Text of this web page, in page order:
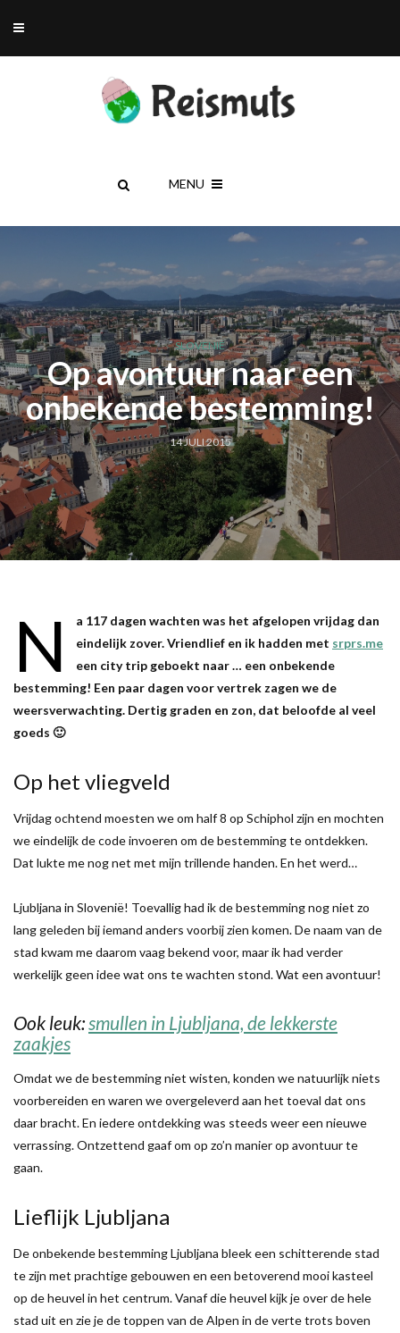
MENU
SLOVENIË
Op avontuur naar een
onbekende bestemming!
14 JULI 2015
N
a 117 dagen wachten was het afgelopen vrijdag dan
eindelijk zover. Vriendlief en ik hadden met srprs.me
een city trip geboekt naar … een onbekende
bestemming! Een paar dagen voor vertrek zagen we de
weersverwachting. Dertig graden en zon, dat beloofde al veel
goeds 🙂
Op het vliegveld
Vrijdag ochtend moesten we om half 8 op Schiphol zijn en mochten
we eindelijk de code invoeren om de bestemming te ontdekken.
Dat lukte me nog net met mijn trillende handen. En het werd…
Ljubljana in Slovenië! Toevallig had ik de bestemming nog niet zo
lang geleden bij iemand anders voorbij zien komen. De naam van de
stad kwam me daarom vaag bekend voor, maar ik had verder
werkelijk geen idee wat ons te wachten stond. Wat een avontuur!
Ook leuk:smullen in Ljubljana, de lekkerste
zaakjes
Omdat we de bestemming niet wisten, konden we natuurlijk niets
voorbereiden en waren we overgeleverd aan het toeval dat ons
daar bracht. En iedere ontdekking was steeds weer een nieuwe
verrassing. Ontzettend gaaf om op zo’n manier op avontuur te
gaan.
Lieflijk Ljubljana
De onbekende bestemming Ljubljana bleek een schitterende stad
te zijn met prachtige gebouwen en een betoverend mooi kasteel
op de heuvel in het centrum. Vanaf die heuvel kijk je over de hele
stad uit en zie je de toppen van de Alpen in de verte trots boven